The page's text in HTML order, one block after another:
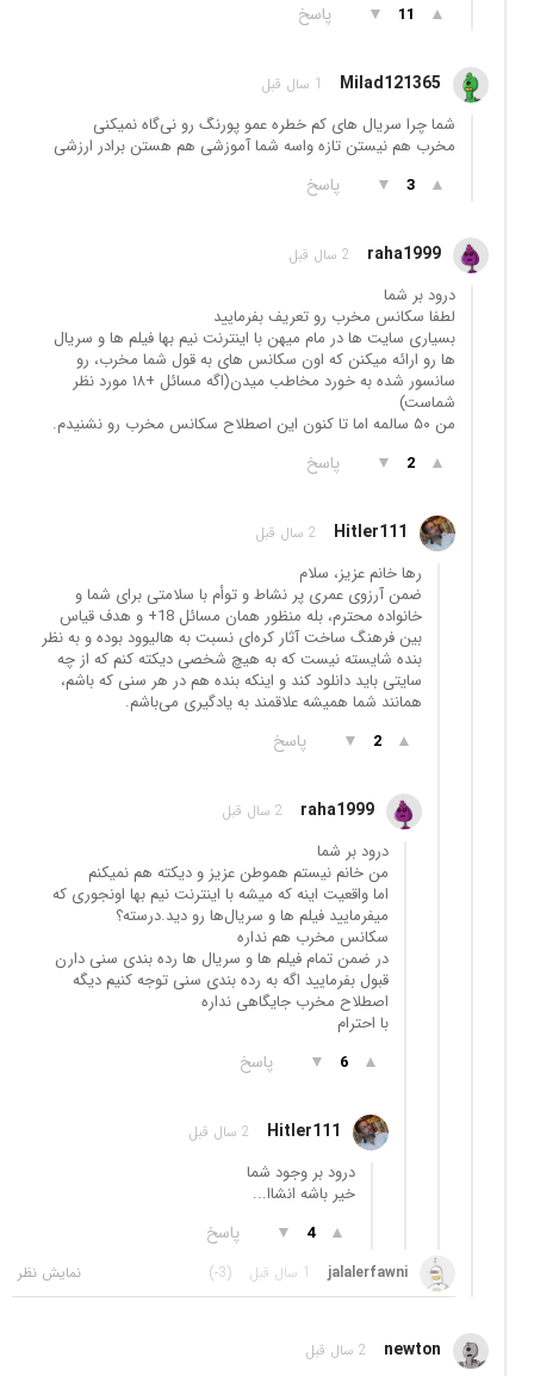
▲
11
▼ پاسخ
Milad121365 1 سال قبل
شما چرا سریال های کم خطره عمو پورنگ رو نی‌گاه نمیکنی
مخرب هم نیستن تازه واسه شما آموزشی هم هستن برادر ارزشی
▲
3
▼ پاسخ
raha1999 2 سال قبل
درود بر شما
لطفا سکانس مخرب رو تعریف بفرمایید
بسیاری سایت ها در مام میهن با اینترنت نیم بها فیلم ها و سریال
ها رو ارائه میکنن که اون سکانس های به قول شما مخرب، رو
سانسور شده به خورد مخاطب میدن(اگه مسائل +١٨ مورد نظر
شماست)
من ۵٠ سالمه اما تا کنون این اصطلاح سکانس مخرب رو نشنیدم.
▲
2
▼ پاسخ
Hitler111 2 سال قبل
رها خانم عزیز، سلام
ضمن آرزوی عمری پر نشاط و توأم با سلامتی برای شما و
خانواده محترم، بله منظور همان مسائل 18+ و هدف قیاس
بین فرهنگ ساخت آثار کره‌ای نسبت به هالیوود بوده و به نظر
بنده شایسته نیست که به هیچ شخصی دیکته کنم که از چه
سایتی باید دانلود کند و اینکه بنده هم در هر سنی که باشم،
همانند شما همیشه علاقمند به یادگیری می‌باشم.
▲
2
▼ پاسخ
raha1999 2 سال قبل
درود بر شما
من خانم نیستم هموطن عزیز و دیکته هم نمیکنم
اما واقعیت اینه که میشه با اینترنت نیم بها اونجوری که
میفرمایید فیلم ها و سریال‌ها رو دید.درسته؟
سکانس مخرب هم نداره
در ضمن تمام فیلم ها و سریال ها رده بندی سنی دارن
قبول بفرمایید اگه به رده بندی سنی توجه کنیم دیگه
اصطلاح مخرب جایگاهی نداره
با احترام
▲
6
▼ پاسخ
Hitler111 2 سال قبل
درود بر وجود شما
خیر باشه انشاا...
▲
4
▼ پاسخ
jalalerfawni 1 سال قبل (-3)
newton 2 سال قبل